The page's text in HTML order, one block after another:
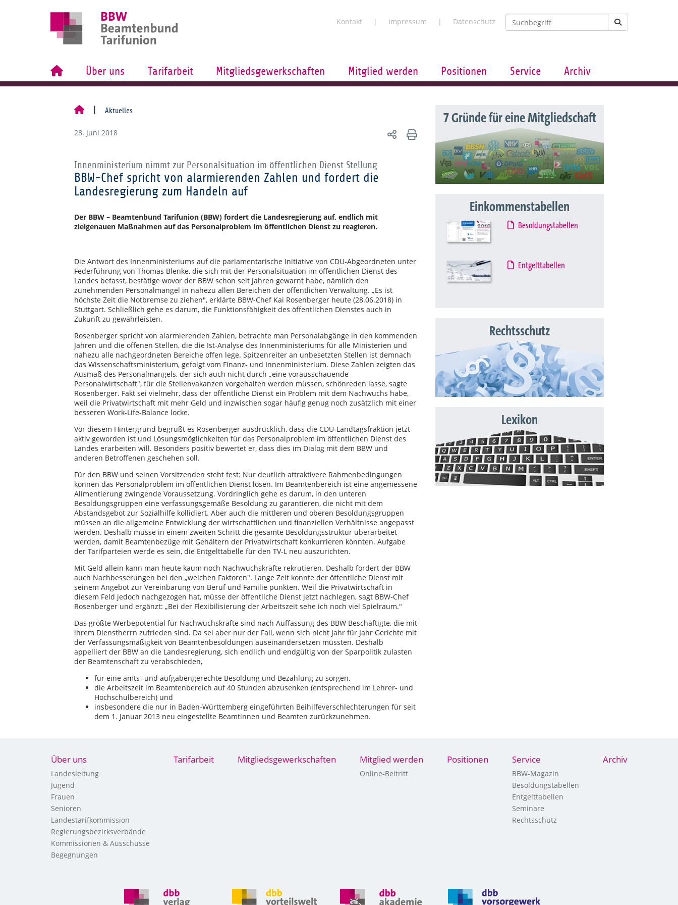
Kontakt Impressum Datenschutz
Über uns Tarifarbeit Mitgliedsgewerkschaften Mitglied werden Positionen Service Archiv
Aktuelles
28. Juni 2018
Innenministerium nimmt zur Personalsituation im öffentlichen Dienst Stellung
BBW-Chef spricht von alarmierenden Zahlen und fordert die
Landesregierung zum Handeln auf
Der BBW – Beamtenbund Tarifunion (BBW) fordert die Landesregierung auf, endlich mit
zielgenauen Maßnahmen auf das Personalproblem im öffentlichen Dienst zu reagieren.
Die Antwort des Innenministeriums auf die parlamentarische Initiative von CDU-Abgeordneten unter
Federführung von Thomas Blenke, die sich mit der Personalsituation im öffentlichen Dienst des
Landes befasst, bestätige wovor der BBW schon seit Jahren gewarnt habe, nämlich den
zunehmenden Personalmangel in nahezu allen Bereichen der öffentlichen Verwaltung. „Es ist
höchste Zeit die Notbremse zu ziehen", erklärte BBW-Chef Kai Rosenberger heute (28.06.2018) in
Stuttgart. Schließlich gehe es darum, die Funktionsfähigkeit des öffentlichen Dienstes auch in
Zukunft zu gewährleisten.
Rosenberger spricht von alarmierenden Zahlen, betrachte man Personalabgänge in den kommenden
Jahren und die offenen Stellen, die die Ist-Analyse des Innenministeriums für alle Ministerien und
nahezu alle nachgeordneten Bereiche offen lege. Spitzenreiter an unbesetzten Stellen ist demnach
das Wissenschaftsministerium, gefolgt vom Finanz- und Innenministerium. Diese Zahlen zeigten das
Ausmaß des Personalmangels, der sich auch nicht durch „eine vorausschauende
Personalwirtschaft", für die Stellenvakanzen vorgehalten werden müssen, schönreden lasse, sagte
Rosenberger. Fakt sei vielmehr, dass der öffentliche Dienst ein Problem mit dem Nachwuchs habe,
weil die Privatwirtschaft mit mehr Geld und inzwischen sogar häufig genug noch zusätzlich mit einer
besseren Work-Life-Balance locke.
Vor diesem Hintergrund begrüßt es Rosenberger ausdrücklich, dass die CDU-Landtagsfraktion jetzt
aktiv geworden ist und Lösungsmöglichkeiten für das Personalproblem im öffentlichen Dienst des
Landes erarbeiten will. Besonders positiv bewertet er, dass dies im Dialog mit dem BBW und
anderen Betroffenen geschehen soll.
Für den BBW und seinen Vorsitzenden steht fest: Nur deutlich attraktivere Rahmenbedingungen
können das Personalproblem im öffentlichen Dienst lösen. Im Beamtenbereich ist eine angemessene
Alimentierung zwingende Voraussetzung. Vordringlich gehe es darum, in den unteren
Besoldungsgruppen eine verfassungsgemäße Besoldung zu garantieren, die nicht mit dem
Abstandsgebot zur Sozialhilfe kollidiert. Aber auch die mittleren und oberen Besoldungsgruppen
müssen an die allgemeine Entwicklung der wirtschaftlichen und finanziellen Verhältnisse angepasst
werden. Deshalb müsse in einem zweiten Schritt die gesamte Besoldungsstruktur überarbeitet
werden, damit Beamtenbezüge mit Gehältern der Privatwirtschaft konkurrieren könnten. Aufgabe
der Tarifparteien werde es sein, die Entgelttabelle für den TV-L neu auszurichten.
Mit Geld allein kann man heute kaum noch Nachwuchskräfte rekrutieren. Deshalb fordert der BBW
auch Nachbesserungen bei den „weichen Faktoren". Lange Zeit konnte der öffentliche Dienst mit
seinem Angebot zur Vereinbarung von Beruf und Familie punkten. Weil die Privatwirtschaft in
diesem Feld jedoch nachgezogen hat, müsse der öffentliche Dienst jetzt nachlegen, sagt BBW-Chef
Rosenberger und ergänzt: „Bei der Flexibilisierung der Arbeitszeit sehe ich noch viel Spielraum."
Das größte Werbepotential für Nachwuchskräfte sind nach Auffassung des BBW Beschäftigte, die mit
ihrem Dienstherrn zufrieden sind. Da sei aber nur der Fall, wenn sich nicht Jahr für Jahr Gerichte mit
der Verfassungsmäßigkeit von Beamtenbesoldungen auseinandersetzen müssten. Deshalb
appelliert der BBW an die Landesregierung, sich endlich und endgültig von der Sparpolitik zulasten
der Beamtenschaft zu verabschieden,
für eine amts- und aufgabengerechte Besoldung und Bezahlung zu sorgen,
die Arbeitszeit im Beamtenbereich auf 40 Stunden abzusenken (entsprechend im Lehrer- und
Hochschulbereich) und
insbesondere die nur in Baden-Württemberg eingeführten Beihilfeverschlechterungen für seit
dem 1. Januar 2013 neu eingestellte Beamtinnen und Beamten zurückzunehmen.
7 Gründe für eine Mitgliedschaft
Einkommenstabellen
Besoldungstabellen
Entgelttabellen
Rechtsschutz
Lexikon
Über uns
Landesleitung
Jugend
Frauen
Senioren
Landestarifkommission
Regierungsbezirksverbände
Kommissionen & Ausschüsse
Begegnungen
Tarifarbeit Mitgliedsgewerkschaften Mitglied werden
Online-Beitritt
Positionen Service
BBW-Magazin
Besoldungstabellen
Entgelttabellen
Seminare
Rechtsschutz
Archiv